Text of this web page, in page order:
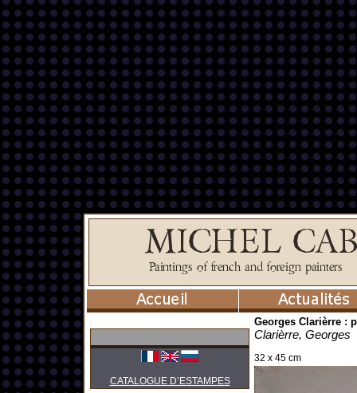
CATALOGUE D’ESTAMPES
Georges Clarièrre :
Clarièrre, Georges
32 x 45 cm